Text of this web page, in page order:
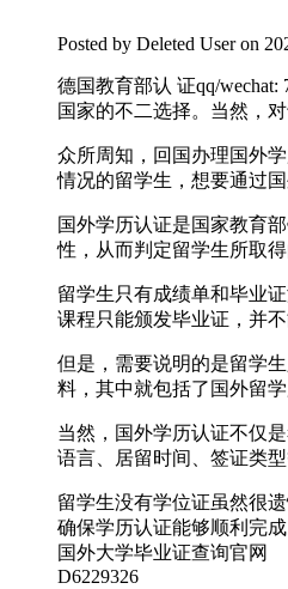
Posted by Deleted User on
德国教育部认 证qq/
国家的不二选择。当然，
众所周知，回国办理国外
情况的留学生，想要通过
国外学历认证是国家教育
性，从而判定留学生所取
留学生只有成绩单和毕业
课程只能颁发毕业证，并
但是，需要说明的是留学
料，其中就包括了国外留
当然，国外学历认证不仅
语言、居留时间、签证类
留学生没有学位证虽然很
确保学历认证能够顺利完成
国外大学毕业证查询官网
D6229326